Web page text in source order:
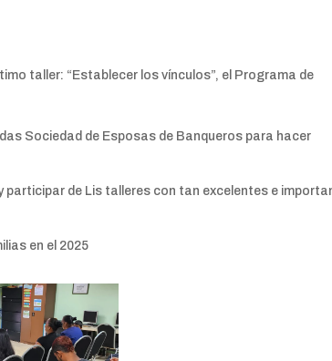
taller: “Establecer los vínculos”, el Programa de
Sociedad de Esposas de Banqueros para hacer
de Lis talleres con tan excelentes e
en el 2025